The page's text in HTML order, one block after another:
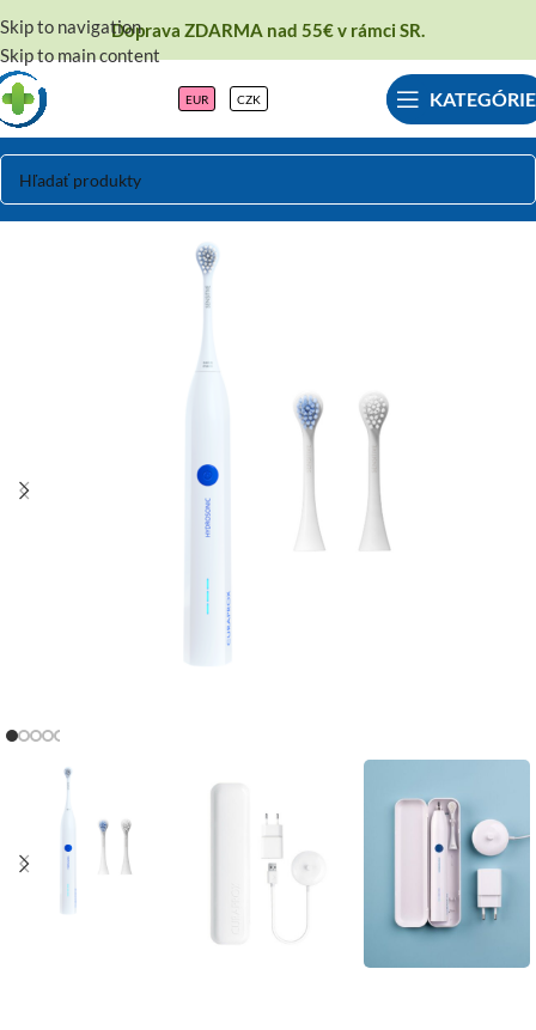
Skip to navigation
Skip to main content
Doprava ZDARMA nad 55€ v rámci SR.
EUR CZK KATEGÓRIE